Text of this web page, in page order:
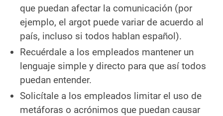
que puedan afectar la comunicación (por
ejemplo, el argot puede variar de acuerdo al
país, incluso si todos hablan español).
Recuérdale a los empleados mantener un
lenguaje simple y directo para que así todos
puedan entender.
Solicítale a los empleados limitar el uso de
metáforas o acrónimos que puedan causar